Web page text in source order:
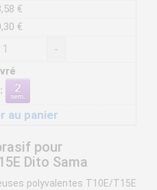
€
€
-
au panier
pour
Dito Sama
polyvalentes T10E/T15E